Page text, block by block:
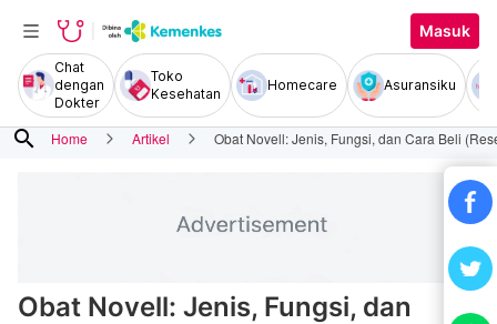
Masuk
Chat
dengan
Dokter
Toko
Kesehatan
Homecare Asuransiku
search Home Artikel Obat Novell: Jenis, Fungsi, dan Cara Beli
Obat Novell: Jenis, Fungsi, dan